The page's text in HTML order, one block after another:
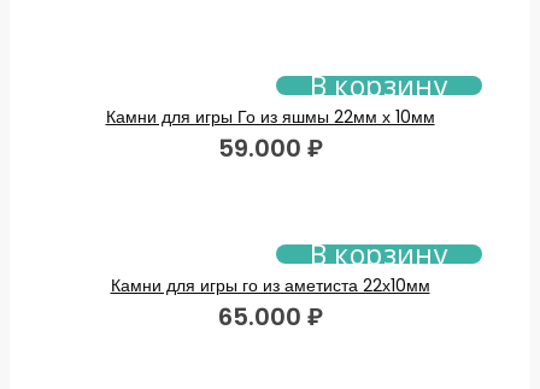
В корзину
Камни для игры Го из яшмы 22мм х 10мм
59.000 ₽
В корзину
Камни для игры го из аметиста 22х10мм
65.000 ₽